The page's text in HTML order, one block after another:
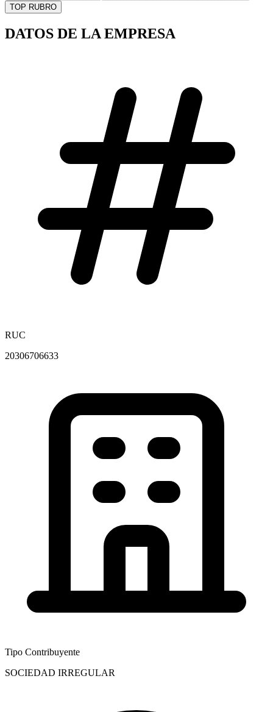
TOP RUBRO
DATOS DE LA EMPRESA
RUC
20306706633
Tipo Contribuyente
SOCIEDAD IRREGULAR